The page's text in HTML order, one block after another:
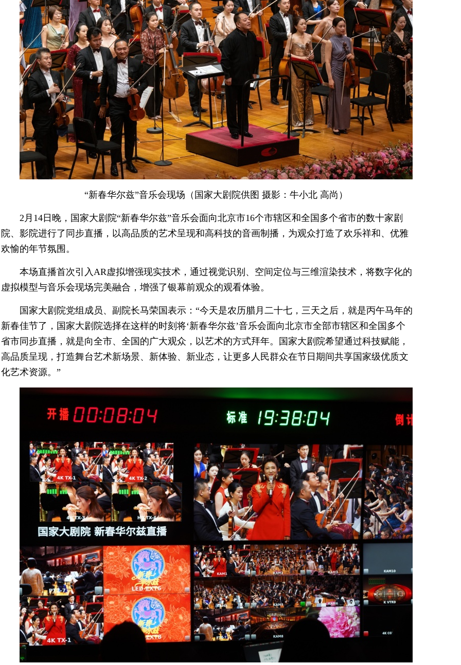
“新春华尔兹”音乐会现场（国家大剧院供图 摄影：牛小北 高尚）
2月14日晚，国家大剧院“新春华尔兹”音乐会面向北京市16个市辖区和全国多个省市的数十家剧
院、影院进行了同步直播，以高品质的艺术呈现和高科技的音画制播，为观众打造了欢乐祥和、优雅
欢愉的年节氛围。
本场直播首次引入AR虚拟增强现实技术，通过视觉识别、空间定位与三维渲染技术，将数字化的
虚拟模型与音乐会现场完美融合，增强了银幕前观众的观看体验。
国家大剧院党组成员、副院长马荣国表示：“今天是农历腊月二十七，三天之后，就是丙午马年的
新春佳节了，国家大剧院选择在这样的时刻将‘新春华尔兹’音乐会面向北京市全部市辖区和全国多个
省市同步直播，就是向全市、全国的广大观众，以艺术的方式拜年。国家大剧院希望通过科技赋能，
高品质呈现，打造舞台艺术新场景、新体验、新业态，让更多人民群众在节日期间共享国家级优质文
化艺术资源。”